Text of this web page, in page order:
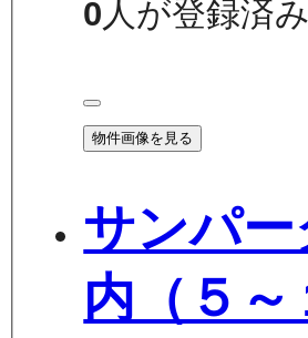
0 人が登録済み
物件画像を見る
サンパ
内（５～